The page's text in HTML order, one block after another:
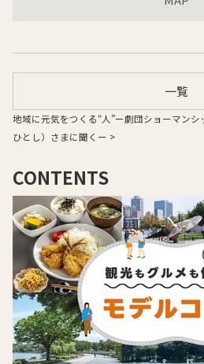
一覧
地域に元気をつくる“人”ー劇団ショーマン
ひとし）さまに聞くー >
CONTENTS